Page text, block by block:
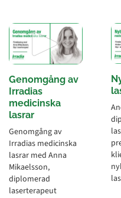
Genomgång av
Irradias
medicinska
lasrar
Genomgång av
Irradias medicinska
lasrar med Anna
Mikaelsson,
diplomerad
laserterapeut